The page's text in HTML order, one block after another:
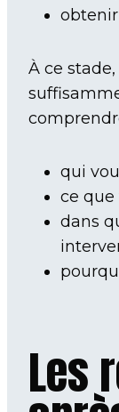
obtenir
À ce
qui
ce que
dans
Les